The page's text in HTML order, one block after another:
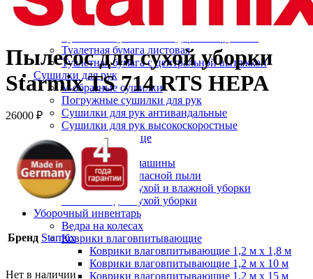
Салфетки для лица
Туалетная бумага в больших рулонах
Туалетная бумага листовая
Туалетная бумага с центральной вытяжкой
Сушилки для рук
V-образные сушилки
Погружные сушилки для рук
Сушилки для рук антивандальные
Сушилки для рук высокоскоростные
Электрополотенце
Уборочная техника
Подметальные машины
Пылесосы для опасной пыли
Пылесосы для сухой и влажной уборки
Пылесосы для сухой уборки
Уборочный инвентарь
Ведра на колесах
Коврики влаговпитывающие
Коврики влаговпитывающие 1,2 м х 1,8 м
Коврики влаговпитывающие 1,2 м х 10 м
Коврики влаговпитывающие 1,2 м х 15 м
Пылесос для сухой уборки
Starmix TS 714 RTS HEPA
26000 ₽
Бренд Starmix
Нет в наличии